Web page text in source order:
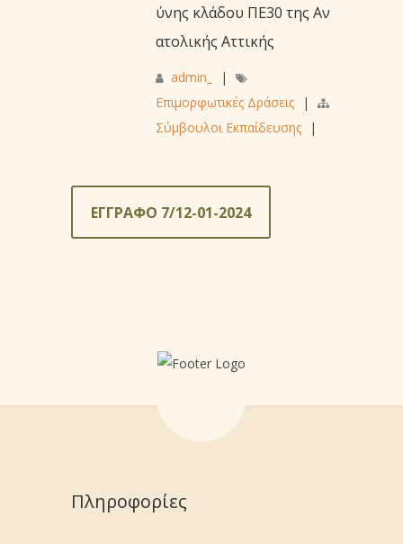
ύνης κλάδου ΠΕ30 της Αν
ατολικής Αττικής
admin_
|
Επιμορφωτικές Δράσεις
|
Σύμβουλοι Εκπαίδευσης
|
ΕΓΓΡΑΦΟ 7/12-01-2024
Πληροφορίες